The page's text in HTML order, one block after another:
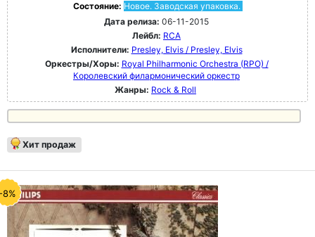
Состояние: Новое. Заводская упаковка.
Дата релиза: 06-11-2015
Лейбл: RCA
Исполнители: Presley, Elvis / Presley, Elvis
Оркестры/Хоры: Royal Philharmonic Orchestra (RPO) /
Королевский филармонический оркестр
Жанры: Rock & Roll
Хит продаж
8%